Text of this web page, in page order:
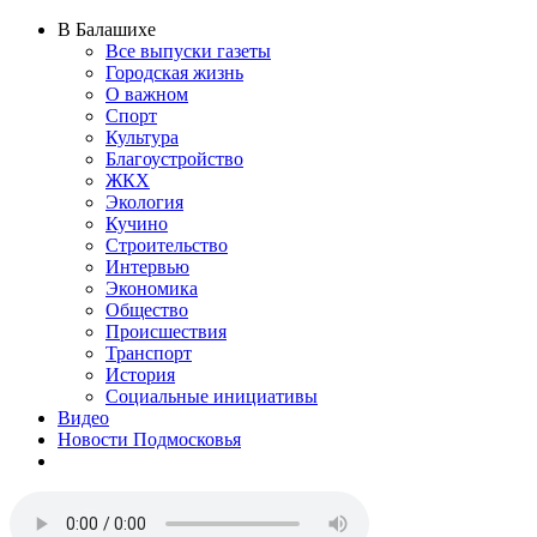
В Балашихе
Все выпуски газеты
Городская жизнь
О важном
Спорт
Культура
Благоустройство
ЖКХ
Экология
Кучино
Строительство
Интервью
Экономика
Общество
Происшествия
Транспорт
История
Социальные инициативы
Видео
Новости Подмосковья